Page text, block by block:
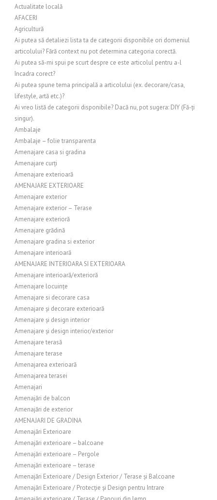
Actualitate locală
AFACERI
Agricultură
Ai putea să detaliezi lista ta de categorii disponibile ori domeniul
articolului? Fără context nu pot determina categoria corectă.
Ai putea să-mi spui pe scurt despre ce este articolul pentru a-l
încadra corect?
Ai putea spune tema principală a articolului (ex. decorare/casa,
lifestyle, artă etc.)?
Ai vreo listă de categorii disponibile? Dacă nu, pot sugera: DIY (Fă-ți
singur).
Ambalaje
Ambalaje – folie transparenta
Amenajare casa si gradina
Amenajare curți
Amenajare exterioară
AMENAJARE EXTERIOARE
Amenajare exterior
Amenajare exterior – Terase
Amenajare exterioră
Amenajare grădină
Amenajare gradina si exterior
Amenajare interioară
AMENAJARE INTERIOARA SI EXTERIOARA
Amenajare interioară/exterioră
Amenajare locuințe
Amenajare si decorare casa
Amenajare și decorare exterioară
Amenajare și design interior
Amenajare și design interior/exterior
Amenajare terasă
Amenajare terase
Amenajarea exterioară
Amenajarea terasei
Amenajari
Amenajări de balcon
Amenajări de exterior
AMENAJARI DE GRADINA
Amenajări Exterioare
Amenajări exterioare – balcoane
Amenajări exterioare – Pergole
Amenajări exterioare – terase
Amenajări Exterioare / Design Exterior / Terase și Balcoane
Amenajări Exterioare / Protecție și Design pentru Intrare